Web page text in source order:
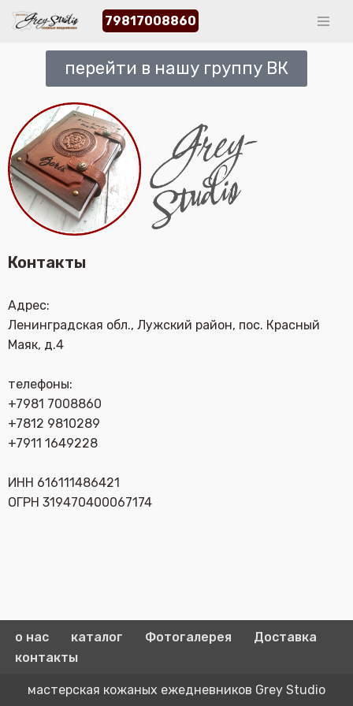
содержимому
79817008860
перейти в нашу группу ВК
Контакты
Адрес:
Ленинградская обл., Лужский район, пос. Красный
Маяк, д.4
телефоны:
+7981 7008860
+7812 9810289
+7911 1649228
ИНН 616111486421
ОГРН 319470400067174
о нас каталог Фотогалерея
Доставка
контакты
мастерская кожаных ежедневников Grey Studio